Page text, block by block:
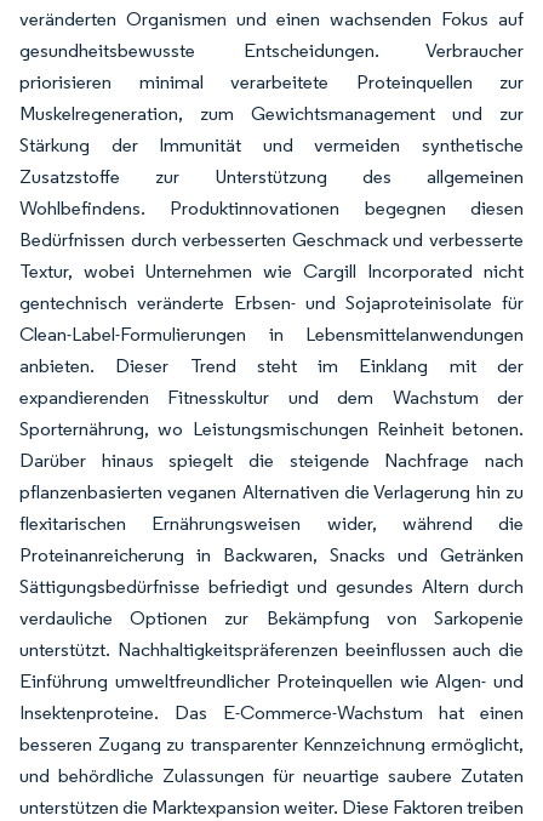
veränderten Organismen und einen wachsenden Fokus auf
gesundheitsbewusste Entscheidungen. Verbraucher
priorisieren minimal verarbeitete Proteinquellen zur
Muskelregeneration, zum Gewichtsmanagement und zur
Stärkung der Immunität und vermeiden synthetische
Zusatzstoffe zur Unterstützung des allgemeinen
Wohlbefindens. Produktinnovationen begegnen diesen
Bedürfnissen durch verbesserten Geschmack und verbesserte
Textur, wobei Unternehmen wie Cargill Incorporated nicht
gentechnisch veränderte Erbsen- und Sojaproteinisolate für
Clean-Label-Formulierungen in Lebensmittelanwendungen
anbieten. Dieser Trend steht im Einklang mit der
expandierenden Fitnesskultur und dem Wachstum der
Sporternährung, wo Leistungsmischungen Reinheit betonen.
Darüber hinaus spiegelt die steigende Nachfrage nach
pflanzenbasierten veganen Alternativen die Verlagerung hin zu
flexitarischen Ernährungsweisen wider, während die
Proteinanreicherung in Backwaren, Snacks und Getränken
Sättigungsbedürfnisse befriedigt und gesundes Altern durch
verdauliche Optionen zur Bekämpfung von Sarkopenie
unterstützt. Nachhaltigkeitspräferenzen beeinflussen auch die
Einführung umweltfreundlicher Proteinquellen wie Algen- und
Insektenproteine. Das E-Commerce-Wachstum hat einen
besseren Zugang zu transparenter Kennzeichnung ermöglicht,
und behördliche Zulassungen für neuartige saubere Zutaten
unterstützen die Marktexpansion weiter. Diese Faktoren treiben